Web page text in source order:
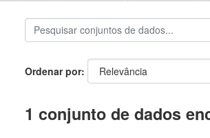
Ordenar por
1 conjunto de dados